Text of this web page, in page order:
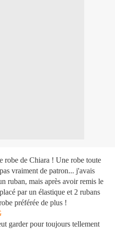
robe de Chiara ! Une robe toute
vraiment de patron... j'avais
ruban, mais après avoir remis le
par un élastique et 2 rubans
préférée de plus !
garder pour toujours tellement